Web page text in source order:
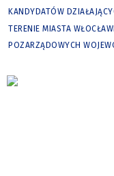
KANDYDATÓW
TERENIE MIASTA
POZARZĄDOWYCH